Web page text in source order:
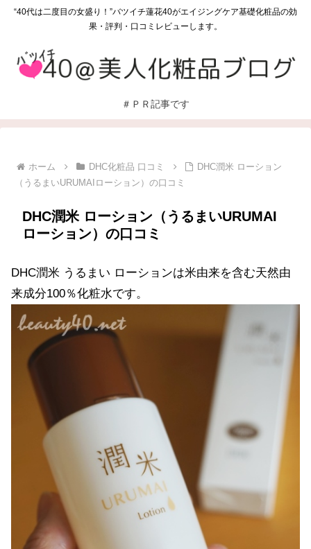
“40代は二度目の女盛り！”バツイチ蓮花40がエイジングケア基礎化粧品の効
果・評判・口コミレビューします。
＃ＰＲ記事です
ホーム DHC化粧品 口コミ
DHC潤米 ローション
（うるまいURUMAIローション）の口コミ
DHC潤米 ローション（うるまいURUMAI
ローション）の口コミ
DHC潤米 うるまい ローションは米由来を含む天然由
来成分100％化粧水です。